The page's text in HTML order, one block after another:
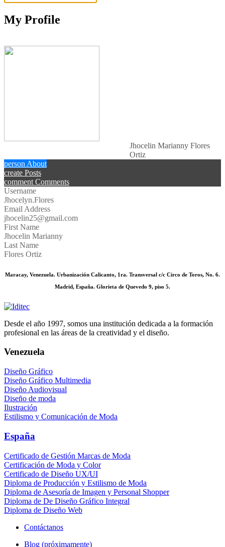
My Profile
Jhocelin Marianny Flores
Ortiz
person About
create Posts
comment Comments
Username
Jhocelyn.Flores
Email Address
jhocelin25@gmail.com
First Name
Jhocelin Marianny
Last Name
Flores Ortiz
Maracay, Venezuela. Urbanización Calicanto, 1ra. Transversal c/c Circo de Toros, No. 6.
Madrid, España. Glorieta de Quevedo 9, piso 5.
Desde el año 1997, somos una institución dedicada a la formación
profesional en las áreas de la creatividad y el diseño.
Venezuela
Diseño Gráfico
Diseño Gráfico Multimedia
Diseño Audiovisual
Diseño de moda
Ilustración
Estilismo y Comunicación de Moda
España
Certificado de Gestión Marcas de Moda
Certificación de Moda y Color
Certificado de Diseño UX/UI
Diploma de Producción y Estilismo de Moda
Diploma de Asesoría de Imagen y Personal Shopper
Diploma de De Diseño Gráfico Integral
Diploma de Diseño Web
Contáctanos
Blog (próximamente)